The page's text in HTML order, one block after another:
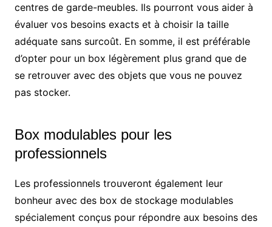
centres de garde-meubles. Ils pourront vous aider à
évaluer vos besoins exacts et à choisir la taille
adéquate sans surcoût. En somme, il est préférable
d’opter pour un box légèrement plus grand que de
se retrouver avec des objets que vous ne pouvez
pas stocker.
Box modulables pour les
professionnels
Les professionnels trouveront également leur
bonheur avec des box de stockage modulables
spécialement conçus pour répondre aux besoins des